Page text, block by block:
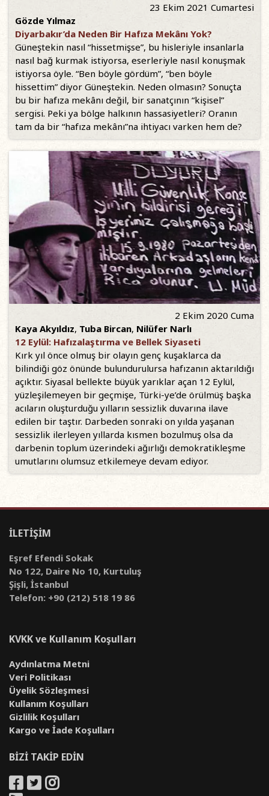
23 Ekim 2021 Cumartesi
Gözde Yılmaz
Diyarbakır’da Neden Bir Hafıza Mekânı Yok?
Güneştekin nasıl “hissetmişse”, bu hisleriyle insanlarla
nasıl bağ kurmak istiyorsa, eserleriyle nasıl konuşmak
istiyorsa öyle. “Ben böyle gördüm”, “ben böyle
hissettim” diyor Güneştekin. Neden olmasın? Sonuçta
bu bir hafıza mekânı değil, bir sanatçının “kişisel”
sergisi. Peki ya bölge halkının hassasiyetleri? Oranın
tam da bir “hafıza mekânı”na ihtiyacı varken hem de?
2 Ekim 2020 Cuma
Kaya Akyıldız, Tuba Bircan, Nilüfer Narlı
12 Eylül: Hafızalaştırma ve Bellek Siyaseti
Kırk yıl önce olmuş bir olayın genç kuşaklarca da
bilindiği göz önünde bulundurulursa hafızanın aktarıldığı
açıktır. Siyasal bellekte büyük yarıklar açan 12 Eylül,
yüzleşilemeyen bir geçmişe, Türki-ye’de örülmüş başka
acıların oluşturduğu yılların sessizlik duvarına ilave
edilen bir taştır. Darbeden sonraki on yılda yaşanan
sessizlik ilerleyen yıllarda kısmen bozulmuş olsa da
darbenin toplum üzerindeki ağırlığı demokratikleşme
umutlarını olumsuz etkilemeye devam ediyor.
İLETİŞİM
Eşref Efendi Sokak
No 122, Daire No 10, Kurtuluş
Şişli, İstanbul
Telefon: +90 (212) 518 19 86
KVKK ve Kullanım Koşulları
Aydınlatma Metni
Veri Politikası
Üyelik Sözleşmesi
Kullanım Koşulları
Gizlilik Koşulları
Kargo ve İade Koşulları
BİZİ TAKİP EDİN